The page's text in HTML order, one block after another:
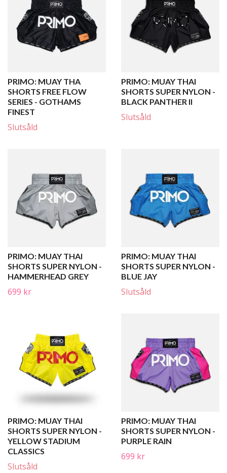
PRIMO: MUAY THA
SHORTS FREE FLOW
SERIES - GOTHAMS
FINEST
Slutsåld
PRIMO: MUAY THAI
SHORTS SUPER NYLON -
BLACK PANTHER II
Slutsåld
PRIMO: MUAY THAI
SHORTS SUPER NYLON -
HAMMERHEAD GREY
699 kr
PRIMO: MUAY THAI
SHORTS SUPER NYLON -
BLUE JAY
Slutsåld
PRIMO: MUAY THAI
SHORTS SUPER NYLON -
YELLOW STADIUM
CLASSICS
Slutsåld
PRIMO: MUAY THAI
SHORTS SUPER NYLON -
PURPLE RAIN
699 kr